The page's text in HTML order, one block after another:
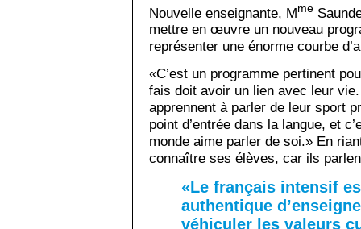
Nouvelle enseignante, Mme
mettre en œuvre un nouveau
représenter une énorme courbe
«C’est un programme pertinent
fais doit avoir un lien avec leur
apprennent à parler de leur sport
point d’entrée dans la langue, et
monde aime parler de soi.» En
connaître ses élèves, car ils
«Le français intensif
authentique
véhiculer les valeurs